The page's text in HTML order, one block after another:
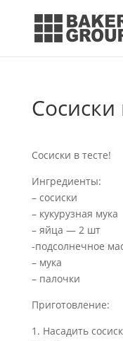
Сосиски
Сосиски в тесте!
Ингредиенты:
– сосиски
– кукурузная мука
– яйца — 2 шт
-подсолнечное
– мука
– палочки
Приготовление:
1. Насадить